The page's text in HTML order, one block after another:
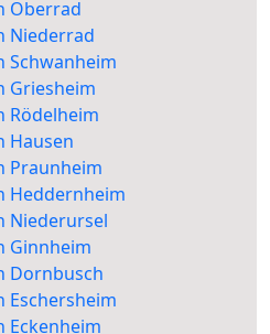
Oberrad
Niederrad
Schwanheim
Griesheim
Rödelheim
Hausen
Praunheim
Heddernheim
Niederursel
Ginnheim
Dornbusch
Eschersheim
Eckenheim